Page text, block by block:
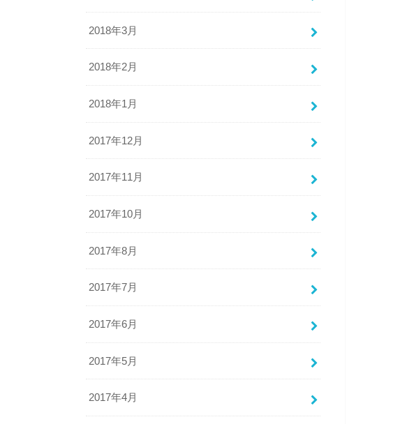
2018年3月
2018年2月
2018年1月
2017年12月
2017年11月
2017年10月
2017年8月
2017年7月
2017年6月
2017年5月
2017年4月